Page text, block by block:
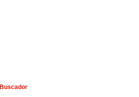
Buscador